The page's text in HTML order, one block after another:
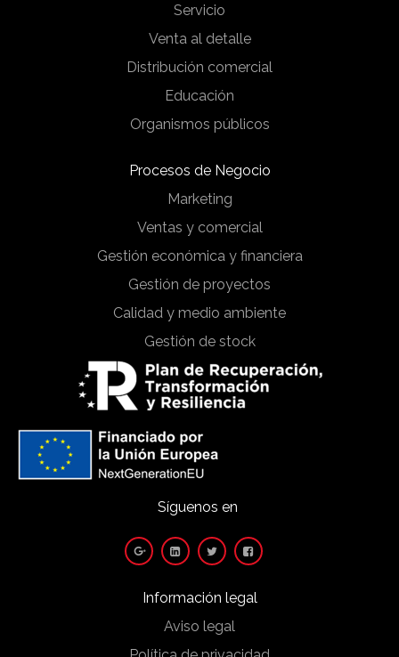
Servicio
Venta al detalle
Distribución comercial
Educación
Organismos públicos
Procesos de Negocio
Marketing
Ventas y comercial
Gestión económica y financiera
Gestión de proyectos
Calidad y medio ambiente
Gestión de stock
Síguenos en
Información legal
Aviso legal